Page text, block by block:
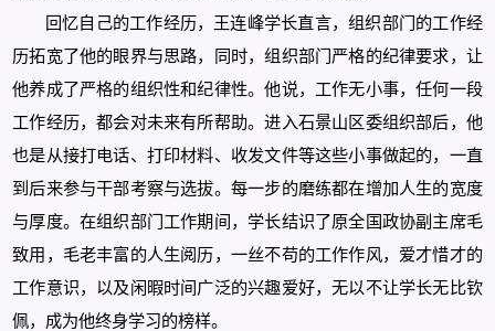
回忆自己的工作经历，王连峰学长直言，组织部门的工作经
历拓宽了他的眼界与思路，同时，组织部门严格的纪律要求，让
他养成了严格的组织性和纪律性。他说，工作无小事，任何一段
工作经历，都会对未来有所帮助。进入石景山区委组织部后，他
也是从接打电话、打印材料、收发文件等这些小事做起的，一直
到后来参与干部考察与选拔。每一步的磨练都在增加人生的宽度
与厚度。在组织部门工作期间，学长结识了原全国政协副主席毛
致用，毛老丰富的人生阅历，一丝不苟的工作作风，爱才惜才的
工作意识，以及闲暇时间广泛的兴趣爱好，无以不让学长无比钦
佩，成为他终身学习的榜样。